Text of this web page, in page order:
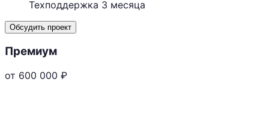
Техподдержка 3 месяца
Обсудить проект
Премиум
от 600 000 ₽